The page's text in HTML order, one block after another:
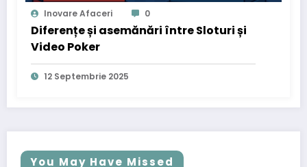
Inovare Afaceri 0
Diferențe și asemănări între Sloturi și
Video Poker
12 Septembrie 2025
You May Have Missed